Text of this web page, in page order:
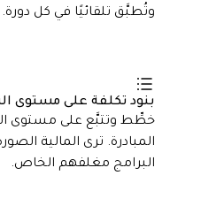
وتُطبَّق تلقائيًا في كل دورة.
بنود تكلفة على مستوى
خطِّط وتتبَّع على مستوى
المبادرة. ترى المالية
البرامج مغلفهم الخاص.